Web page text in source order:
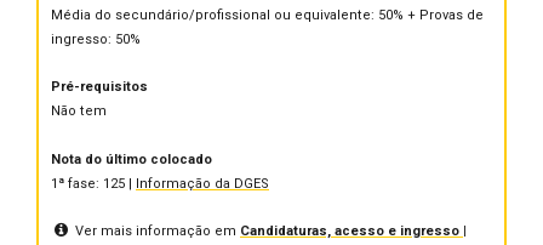
Média do secundário/profissional ou equivalente: 50% + Provas de
ingresso: 50%
Pré-requisitos
Não tem
Nota do último colocado
1ª fase: 125 | Informação da DGES
Ver mais informação em Candidaturas, acesso e ingresso |